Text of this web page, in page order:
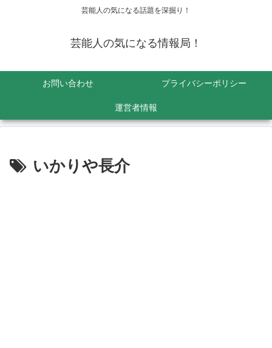
芸能人の気になる話題を深掘り！
芸能人の気になる情報局！
お問い合わせ プライバシーポリシー
運営者情報
いかりや長介